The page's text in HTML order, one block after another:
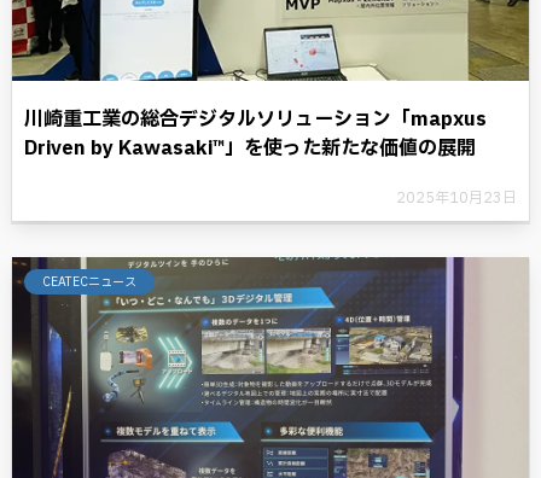
川崎重工業の総合デジタルソリューション「mapxus
Driven by Kawasaki™」を使った新たな価値の展開
2025年10月23日
CEATECニュース